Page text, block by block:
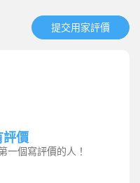
提交用家評價​
評價
一個寫評價的人！